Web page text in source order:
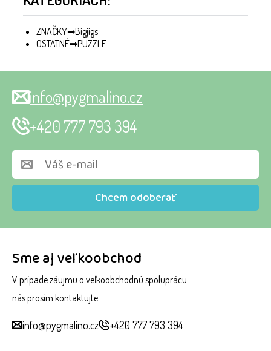
ZNAČKY
Bigjigs
OSTATNÉ
PUZZLE
Sme aj veľkoobchod
V prípade záujmu o veľkoobchodnú spoluprácu
nás prosím kontaktujte.
info@pygmalino.cz +420 777 793 394
Chcem odoberať
info@pygmalino.cz
+420 777 793 394